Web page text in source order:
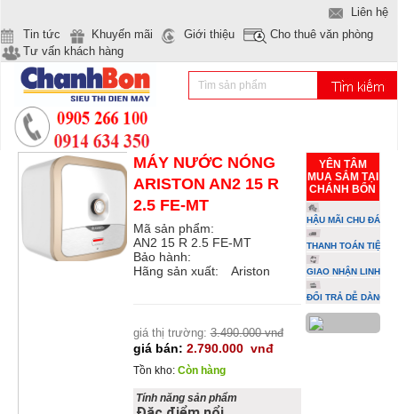
Liên hệ
Tin tức
Khuyến mãi Giới thiệu
Cho thuê văn phòng
Tư vấn khách hàng
MÁY NƯỚC NÓNG
ARISTON AN2 15 R
2.5 FE-MT
Mã sản phẩm:
AN2 15 R 2.5 FE-MT
Bảo hành:
Hãng sản xuất:
Ariston
giá thị trường:3.490.000 vnđ
giá bán: 2.790.000 vnđ
Tồn kho: Còn hàng
Tính năng sản phẩm
YÊN TÂM
MUA SẮM TẠI
CHÁNH BỔN
HẬU MÃI CHU ĐÁO
THANH TOÁN TIỆN
GIAO NHẬN LINH
ĐỔI TRẢ DỄ DÀNG